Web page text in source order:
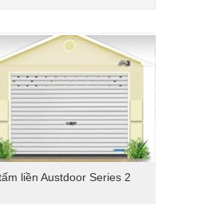
liền Austdoor Series 2